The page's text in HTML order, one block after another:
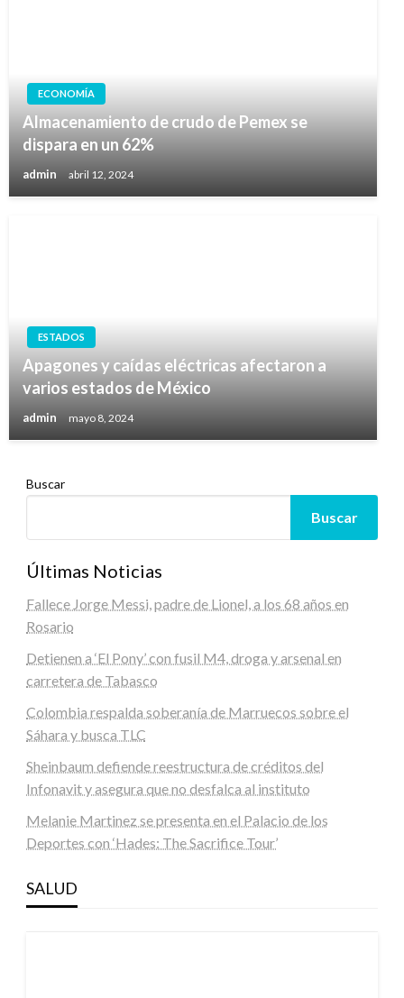
ECONOMÍA
Almacenamiento de crudo de Pemex se
dispara en un 62%
admin abril 12, 2024
ESTADOS
Apagones y caídas eléctricas afectaron a
varios estados de México
admin mayo 8, 2024
Buscar
Buscar
Últimas Noticias
Fallece Jorge Messi, padre de Lionel, a los 68 años en
Rosario
Detienen a ‘El Pony’ con fusil M4, droga y arsenal en
carretera de Tabasco
Colombia respalda soberanía de Marruecos sobre el
Sáhara y busca TLC
Sheinbaum defiende reestructura de créditos del
Infonavit y asegura que no desfalca al instituto
Melanie Martinez se presenta en el Palacio de los
Deportes con ‘Hades: The Sacrifice Tour’
SALUD